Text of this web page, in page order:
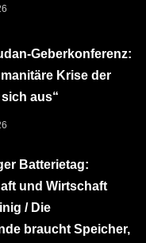
Geberkonferenz:
Krise der
aus“
Batterietag:
und Wirtschaft
/ Die
braucht Speicher,